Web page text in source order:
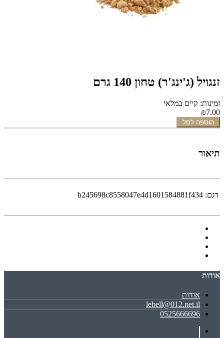
זנגויל (ג'ינג'ר) טחון 140 גרם
זמינות: קיים במלאי
₪7.00
הוספה לסל
תיאור
דגם: b245698c8558047e4d1601584881f434
אודות
אודות
lebell@012.net.il
0525666696